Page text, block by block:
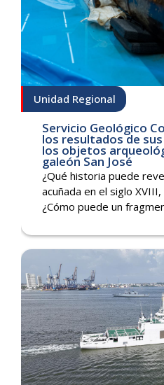
Unidad Regional
Servicio Geológico
los resultados de
los objetos
galeón San José
¿Qué historia puede
acuñada en el siglo
¿Cómo puede un